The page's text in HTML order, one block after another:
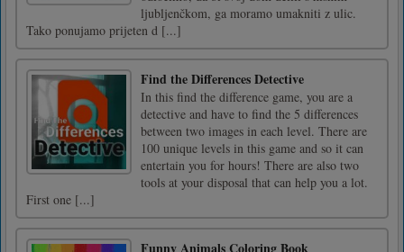
ljubljenčkom, ga moramo umakniti z ulic.
Tako ponujamo prijeten d [...]
Find the Differences Detective
In this find the difference game, you are a
detective and have to find the 5 differences
between two images in each level. There are
100 unique levels in this game and so it can
entertain you for hours! There are also two
tools at your disposal that can help you a lot.
First one [...]
Funny Animals Coloring Book